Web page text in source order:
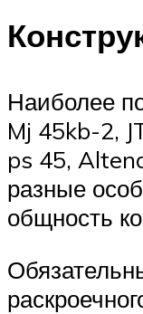
Наиболее
Mj 45kb-2,
ps 45,
разные
общность